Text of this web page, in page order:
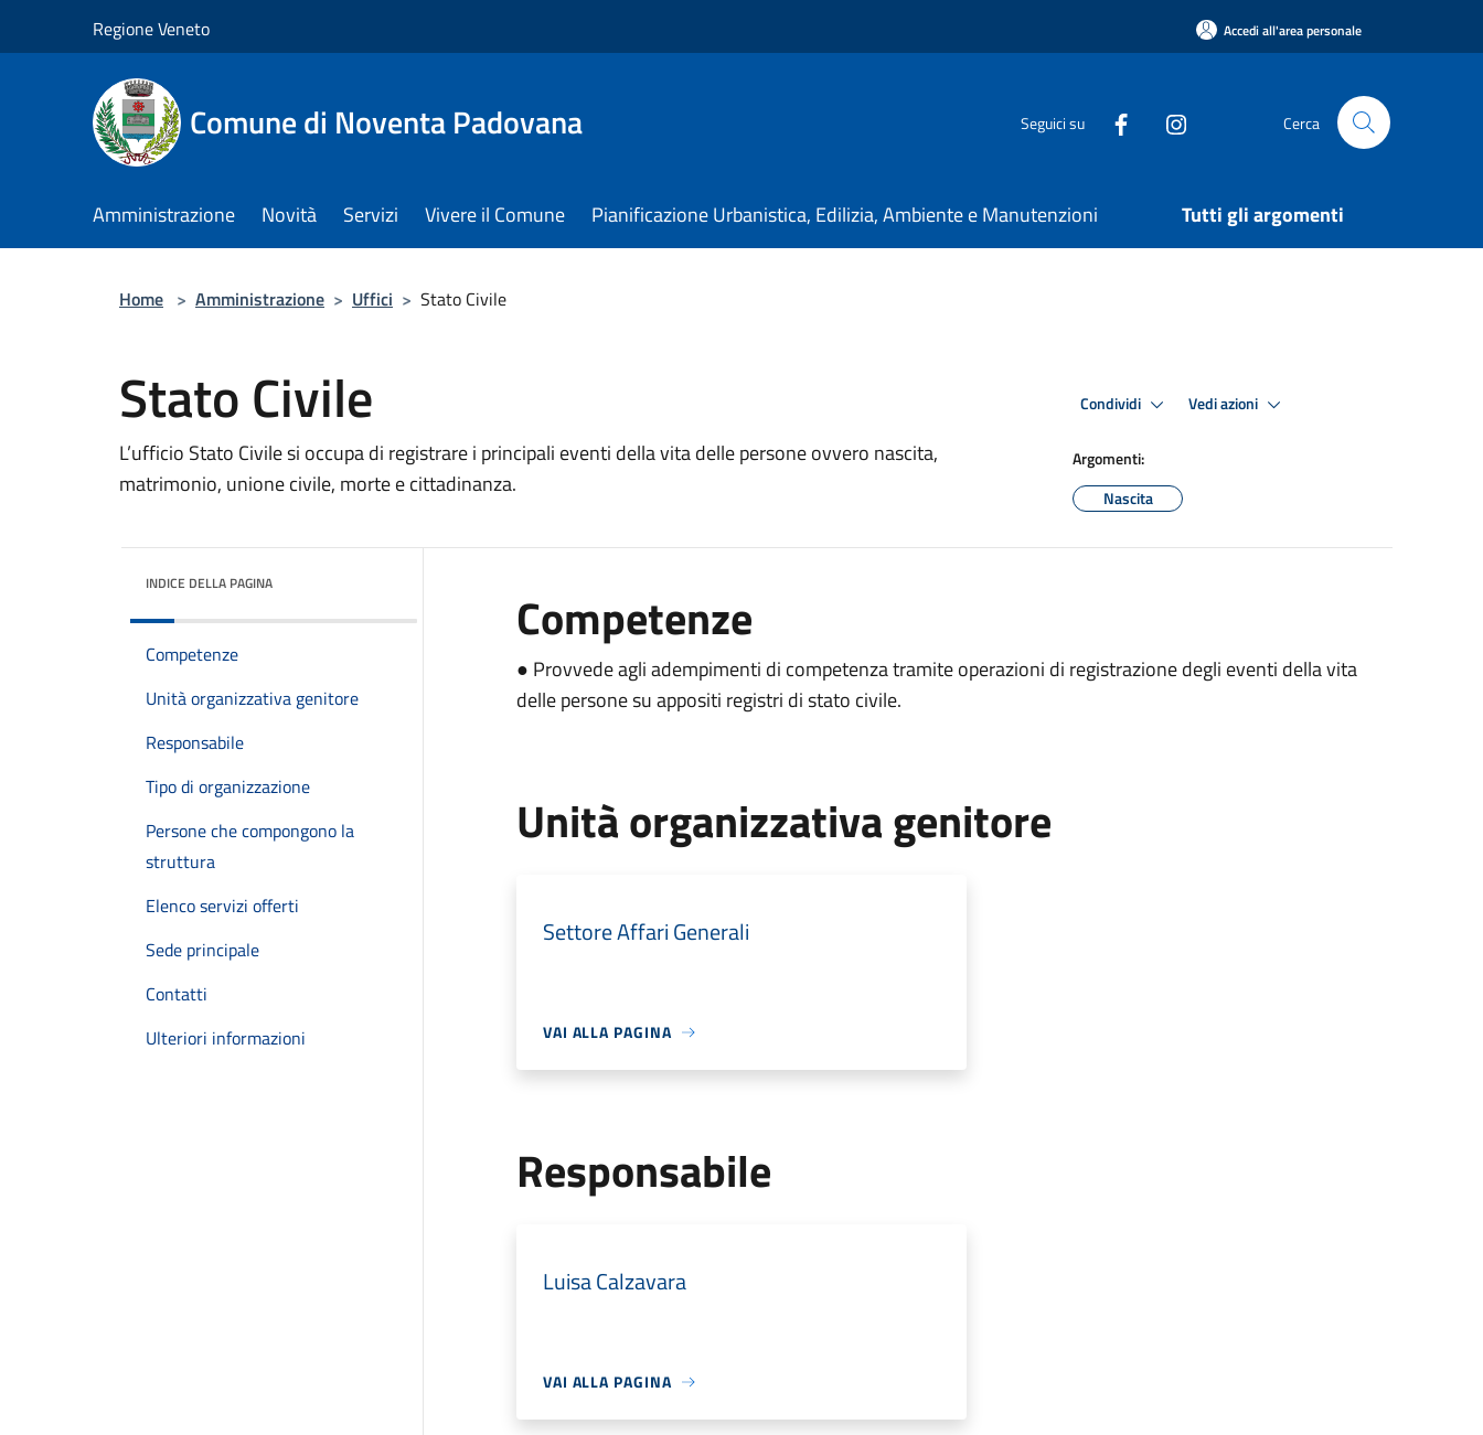
Regione Veneto Accedi all'area personale
Comune di Noventa Padovana Seguici su Cerca
Amministrazione Novità Servizi Vivere il Comune Pianificazione Urbanistica, Edilizia, Ambiente e Manutenzioni Tutti gli argomenti
Home > Amministrazione > Uffici > Stato Civile
Stato Civile
L’ufficio Stato Civile si occupa di registrare i principali eventi della vita delle persone ovvero nascita,
matrimonio, unione civile, morte e cittadinanza.
Condividi Vedi azioni
Argomenti:
Nascita
INDICE DELLA PAGINA
Competenze
Unità organizzativa genitore
Responsabile
Tipo di organizzazione
Persone che compongono la
struttura
Elenco servizi offerti
Sede principale
Contatti
Ulteriori informazioni
Competenze
● Provvede agli adempimenti di competenza tramite operazioni di registrazione degli eventi della vita
delle persone su appositi registri di stato civile.
Unità organizzativa genitore
Settore Affari Generali
VAI ALLA PAGINA
Responsabile
Luisa Calzavara
VAI ALLA PAGINA